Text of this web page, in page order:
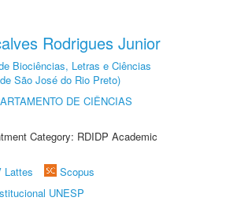
Rodrigues Junior
Biociências, Letras e Ciências
São José do Rio Preto)
DE CIÊNCIAS
Category: RDIDP Academic
Lattes
Scopus
UNESP